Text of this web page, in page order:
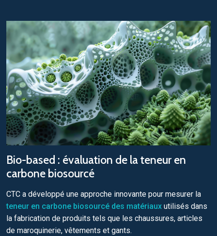
Bio-based : évaluation de la teneur en
carbone biosourcé
CTC a développé une approche innovante pour mesurer la
teneur en carbone biosourcé des matériauxutilisés dans
la fabrication de produits tels que les chaussures, articles
de maroquinerie, vêtements et gants.